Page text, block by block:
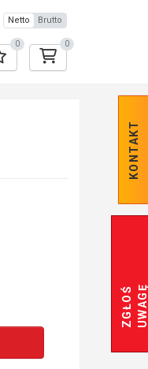
Netto Brutto
0 0
KONTAKT
Z
G
Ł
O
Ś
U
W
A
GĘ